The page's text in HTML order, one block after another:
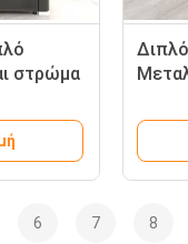
στρώμα
6 7 8